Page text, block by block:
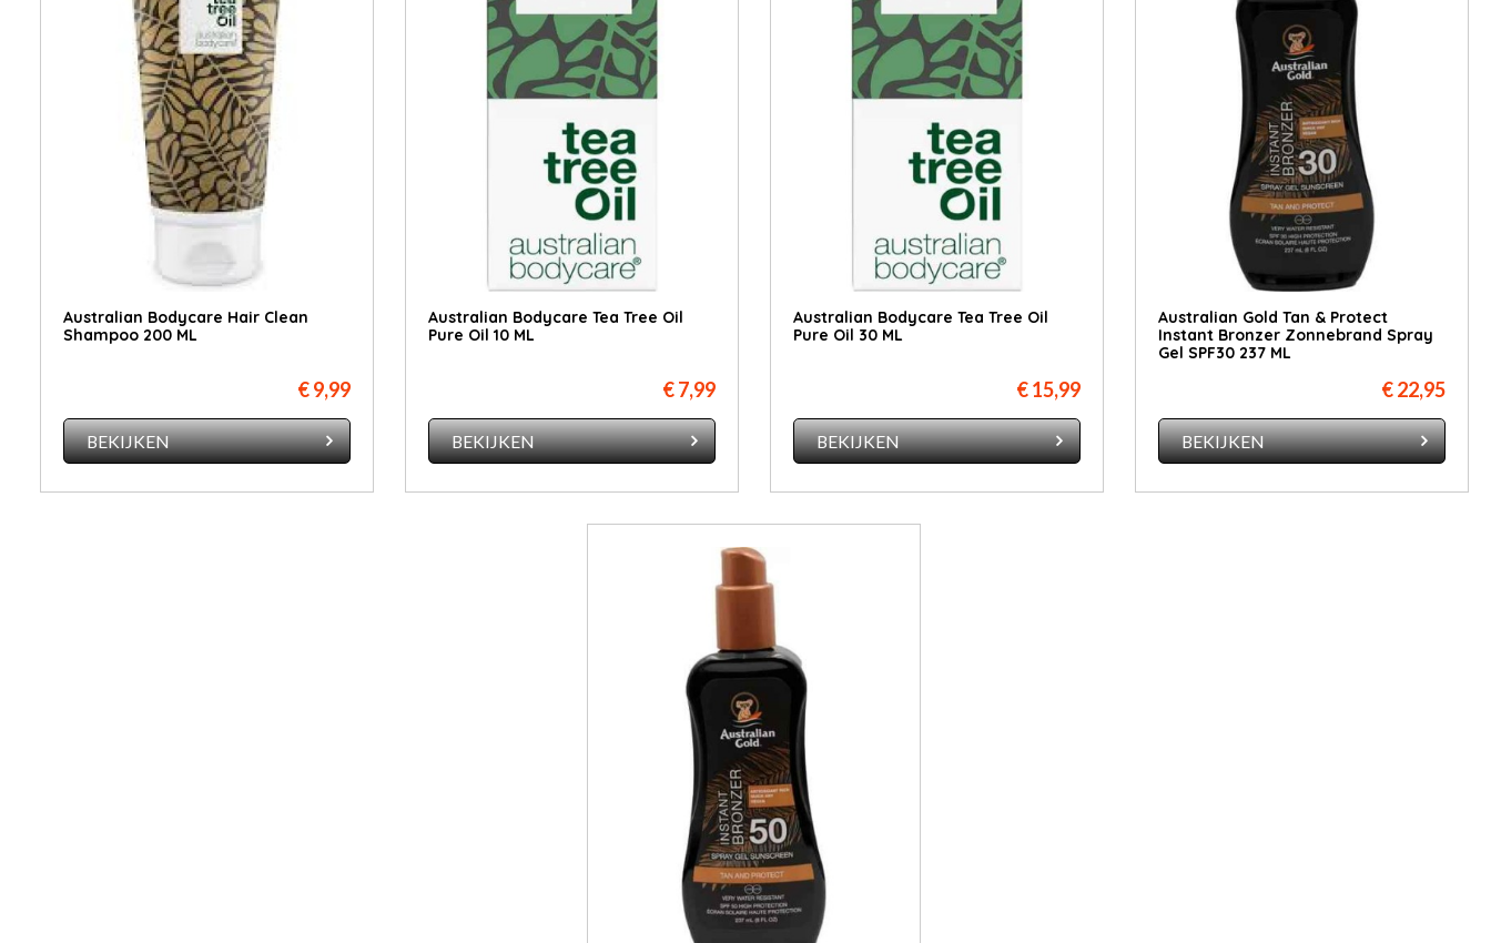
Australian Bodycare Hair Clean
Shampoo 200 ML
€ 9,99
BEKIJKEN
Australian Bodycare Tea Tree Oil
Pure Oil 10 ML
€ 7,99
BEKIJKEN
Australian Bodycare Tea Tree Oil
Pure Oil 30 ML
€ 15,99
BEKIJKEN
Australian Gold Tan & Protect
Instant Bronzer Zonnebrand Spray
Gel SPF30 237 ML
€ 22,95
BEKIJKEN